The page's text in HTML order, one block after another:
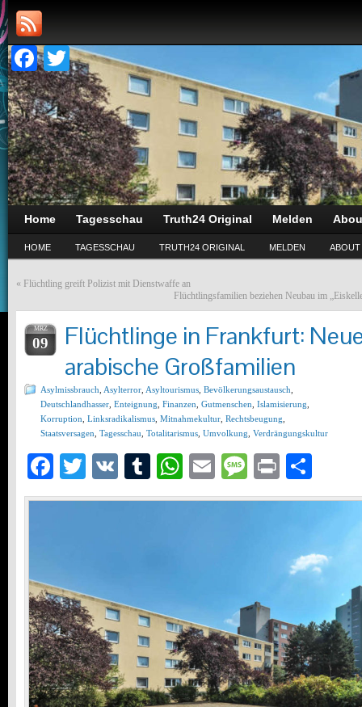
Facebook
Twitter
Home Tagesschau Truth24 Original Melden
HOME TAGESSCHAU TRUTH24 ORIGINAL MELDEN ABOUT
« Flüchtling greift Polizist mit Dienstwaffe an
Flüchtlingsfamilien beziehen Neubau im
MRZ
09
Flüchtlinge in Frankfurt:
arabische Großfamilien
Asylmissbrauch Asylterror Asyltourismus Bevölkerungsaustausch
Deutschlandhasser Enteignung Finanzen Gutmenschen Islamisierung
Korruption Linksradikalismus Mitnahmekultur Rechtsbeugung
Staatsversagen Tagesschau Totalitarismus Umvolkung Verdrängungskultur
Facebook
Twitter
VK Tumblr
WhatsApp
EmailMessage
Print